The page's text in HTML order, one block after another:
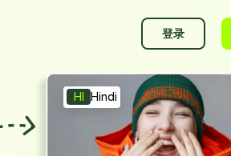
AI字幕生成
智能自动生
登录
HI Hindi